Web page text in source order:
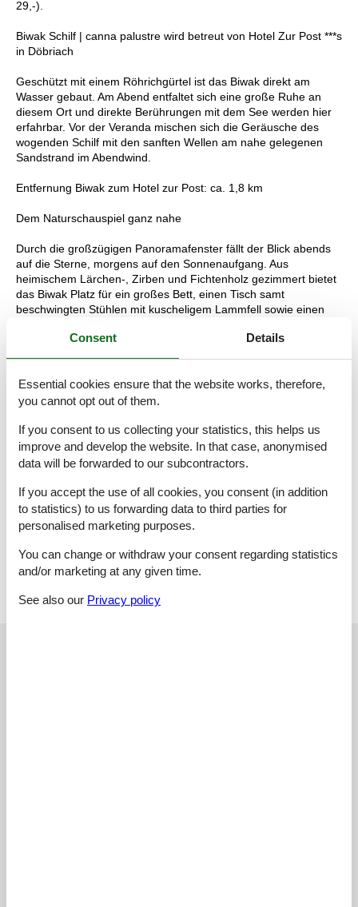
29,-).
Biwak Schilf | canna palustre wird betreut von Hotel Zur Post ***s
in Döbriach
Geschützt mit einem Röhrichgürtel ist das Biwak direkt am
Wasser gebaut. Am Abend entfaltet sich eine große Ruhe an
diesem Ort und direkte Berührungen mit dem See werden hier
erfahrbar. Vor der Veranda mischen sich die Geräusche des
wogenden Schilf mit den sanften Wellen am nahe gelegenen
Sandstrand im Abendwind.
Entfernung Biwak zum Hotel zur Post: ca. 1,8 km
Dem Naturschauspiel ganz nahe
Durch die großzügigen Panoramafenster fällt der Blick abends
auf die Sterne, morgens auf den Sonnenaufgang. Aus
heimischem Lärchen-, Zirben und Fichtenholz gezimmert bietet
das Biwak Platz für ein großes Bett, einen Tisch samt
beschwingten Stühlen mit kuscheligem Lammfell sowie einen
Waschschüssel aus Fluss-Stein. Mobilgeräte, Schlüssel und
sich zur Veranda hin, die zum Frühstücken Freien einlädt.
1 Nacht unter den Sternen
1 Gourmetkorb mit regionalen Spezialitäten mit einer Flasche
Sekt pro Aufenthalt
Benützung des Wellnessbereiches im Hotel zur Post 3*Superior
TIPP: Frühstücken Sie ganz privat auf der Veranda des Biwaks
Frühstückskorb für zwei auf Wunsch zum Biwak (Aufpreis €
25,-).
Consent Details
Essential cookies ensure that the website works, therefore,
you cannot opt out of them.
If you consent to us collecting your statistics, this helps us
improve and develop the website. In that case, anonymised
data will be forwarded to our subcontractors.
If you accept the use of all cookies, you consent (in addition
to statistics) to us forwarding data to third parties for
personalised marketing purposes.
You can change or withdraw your consent regarding statistics
and/or marketing at any given time.
See also our Privacy policy